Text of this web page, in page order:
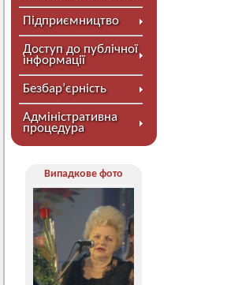
Підприємництво
Доступ до публічної
інформації
Безбар’єрність
Адміністративна
процедура
Випадкове фото